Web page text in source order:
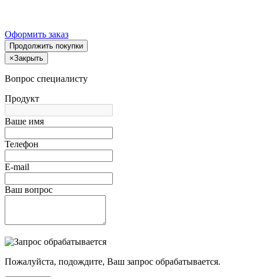
Оформить заказ
Продолжить покупки
×Закрыть
Вопрос специалисту
Продукт
Ваше имя
Телефон
E-mail
Ваш вопрос
Пожалуйста, подождите, Ваш запрос обрабатывается.